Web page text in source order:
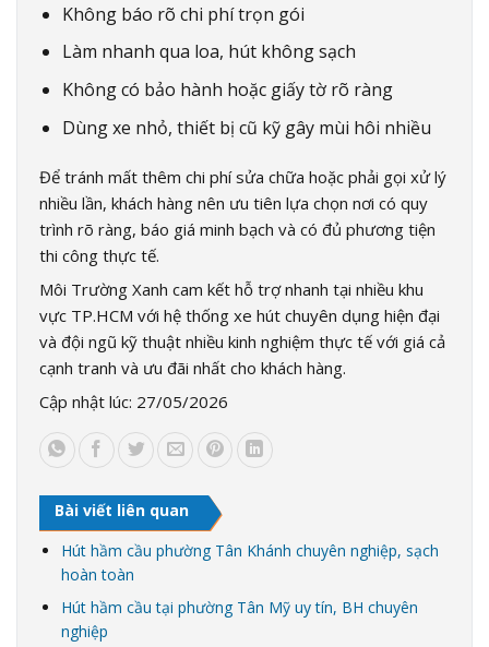
Không báo rõ chi phí trọn gói
Làm nhanh qua loa, hút không sạch
Không có bảo hành hoặc giấy tờ rõ ràng
Dùng xe nhỏ, thiết bị cũ kỹ gây mùi hôi nhiều
Để tránh mất thêm chi phí sửa chữa hoặc phải gọi xử lý
nhiều lần, khách hàng nên ưu tiên lựa chọn nơi có quy
trình rõ ràng, báo giá minh bạch và có đủ phương tiện
thi công thực tế.
Môi Trường Xanh cam kết hỗ trợ nhanh tại nhiều khu
vực TP.HCM với hệ thống xe hút chuyên dụng hiện đại
và đội ngũ kỹ thuật nhiều kinh nghiệm thực tế với giá cả
cạnh tranh và ưu đãi nhất cho khách hàng.
Cập nhật lúc: 27/05/2026
Bài viết liên quan
Hút hầm cầu phường Tân Khánh chuyên nghiệp, sạch
hoàn toàn
Hút hầm cầu tại phường Tân Mỹ uy tín, BH chuyên
nghiệp